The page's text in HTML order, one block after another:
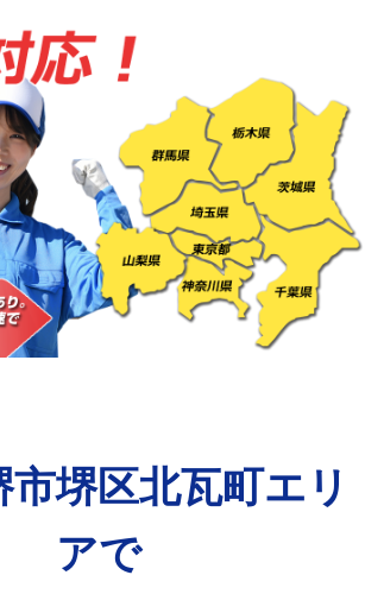
管（VP・HI）使
管（VP・HI）使
)
+8,800円
ニング鋼管・銅
使用/3ｍまで)
44,000円
ニング鋼管・銅
使用/3ｍ超え)
+8,800円
・埋め戻し作業）
厚さ10㎝まで） 27,500円
厚さ10㎝超え）
市堺区北瓦町エリ
アで